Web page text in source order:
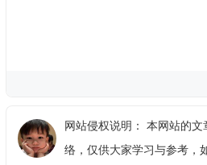
网站侵权说明： 本网站的
络，仅供大家学习与参考，